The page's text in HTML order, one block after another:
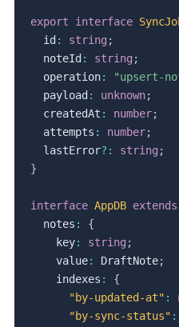
export interface
  id
: string ;
  noteId
: string ;
  operation
: "upsert-
  payload
: unknown;
  createdAt
: number;
  attempts
: number;
  lastError
? : string ;
}
interface AppDB extends
  notes
:
{
    key
: string ;
    value
: DraftNote;
    indexes
:
{
"by-updated-at" :
"by-sync-status" :